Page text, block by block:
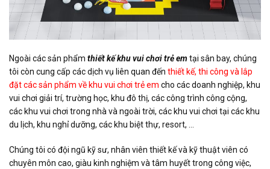
Ngoài các sản phẩm thiết kế khu vui chơitrẻ emtại sân bay, chúng
tôi còn cung cấp các dịch vụ liên quan đến thiết kế, thi công và lắp
đặt các sản phẩm về khu vui chơi trẻ em cho các doanh nghiệp, khu
vui chơi giải trí, trường học, khu đô thị, các công trình công cộng,
các khu vui chơi trong nhà và ngoài trời, các khu vui chơi tại các khu
du lịch, khu nghỉ dưỡng, các khu biệt thự, resort, …
Chúng tôi có đội ngũ kỹ sư, nhân viên thiết kế và kỹ thuật viên có
chuyên môn cao, giàu kinh nghiệm và tâm huyết trong công việc,